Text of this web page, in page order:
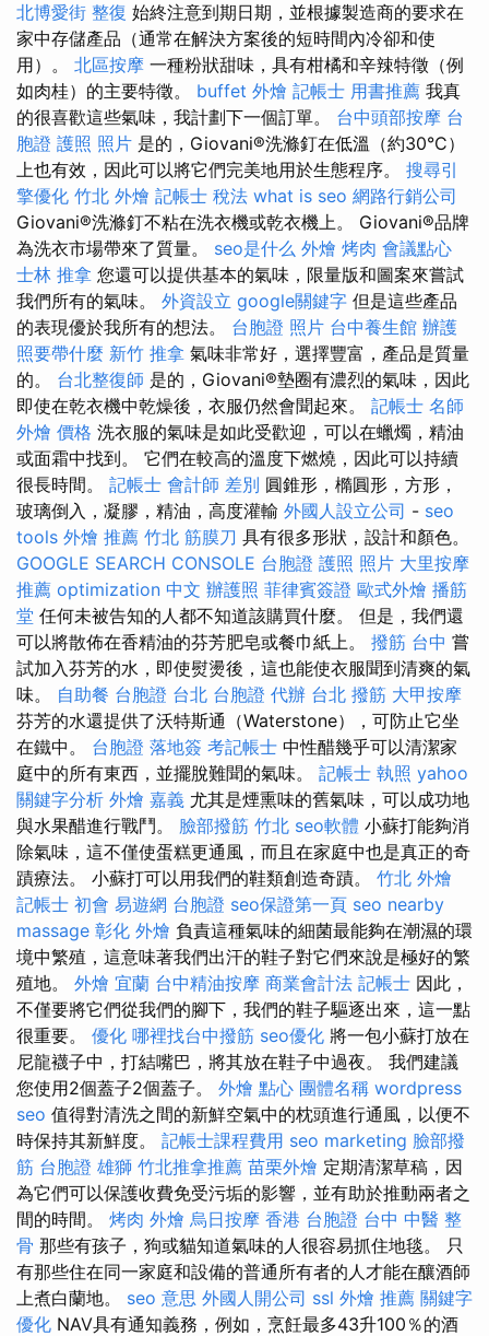
北博愛街 整復 始終注意到期日期，並根據製造商的要求在
家中存儲產品（通常在解決方案後的短時間內冷卻和使
用）。 北區按摩 一種粉狀甜味，具有柑橘和辛辣特徵（例
如肉桂）的主要特徵。 buffet 外燴 記帳士 用書推薦 我真
的很喜歡這些氣味，我計劃下一個訂單。 台中頭部按摩 台
胞證 護照 照片 是的，Giovani®洗滌釘在低溫（約30°C）
上也有效，因此可以將它們完美地用於生態程序。 搜尋引
擎優化 竹北 外燴 記帳士 稅法 what is seo 網路行銷公司
Giovani®洗滌釘不粘在洗衣機或乾衣機上。 Giovani®品牌
為洗衣市場帶來了質量。 seo是什么 外燴 烤肉 會議點心
士林 推拿 您還可以提供基本的氣味，限量版和圖案來嘗試
我們所有的氣味。 外資設立 google關鍵字 但是這些產品
的表現優於我所有的想法。 台胞證 照片 台中養生館 辦護
照要帶什麼 新竹 推拿 氣味非常好，選擇豐富，產品是質量
的。 台北整復師 是的，Giovani®墊圈有濃烈的氣味，因此
即使在乾衣機中乾燥後，衣服仍然會聞起來。 記帳士 名師
外燴 價格 洗衣服的氣味是如此受歡迎，可以在蠟燭，精油
或面霜中找到。 它們在較高的溫度下燃燒，因此可以持續
很長時間。 記帳士 會計師 差別 圓錐形，橢圓形，方形，
玻璃倒入，凝膠，精油，高度灌輸 外國人設立公司 - seo
tools 外燴 推薦 竹北 筋膜刀 具有很多形狀，設計和顏色。
GOOGLE SEARCH CONSOLE 台胞證 護照 照片 大里按摩
推薦 optimization 中文 辦護照 菲律賓簽證 歐式外燴 播筋
堂 任何未被告知的人都不知道該購買什麼。 但是，我們還
可以將散佈在香精油的芬芳肥皂或餐巾紙上。 撥筋 台中 嘗
試加入芬芳的水，即使熨燙後，這也能使衣服聞到清爽的氣
味。 自助餐 台胞證 台北 台胞證 代辦 台北 撥筋 大甲按摩
芬芳的水還提供了沃特斯通（Waterstone），可防止它坐
在鐵中。 台胞證 落地簽 考記帳士 中性醋幾乎可以清潔家
庭中的所有東西，並擺脫難聞的氣味。 記帳士 執照 yahoo
關鍵字分析 外燴 嘉義 尤其是煙熏味的舊氣味，可以成功地
與水果醋進行戰鬥。 臉部撥筋 竹北 seo軟體 小蘇打能夠消
除氣味，這不僅使蛋糕更通風，而且在家庭中也是真正的奇
蹟療法。 小蘇打可以用我們的鞋類創造奇蹟。 竹北 外燴
記帳士 初會 易遊網 台胞證 seo保證第一頁 seo nearby
massage 彰化 外燴 負責這種氣味的細菌最能夠在潮濕的環
境中繁殖，這意味著我們出汗的鞋子對它們來說是極好的繁
殖地。 外燴 宜蘭 台中精油按摩 商業會計法 記帳士 因此，
不僅要將它們從我們的腳下，我們的鞋子驅逐出來，這一點
很重要。 優化 哪裡找台中撥筋 seo優化 將一包小蘇打放在
尼龍襪子中，打結嘴巴，將其放在鞋子中過夜。 我們建議
您使用2個蓋子2個蓋子。 外燴 點心 團體名稱 wordpress
seo 值得對清洗之間的新鮮空氣中的枕頭進行通風，以便不
時保持其新鮮度。 記帳士課程費用 seo marketing 臉部撥
筋 台胞證 雄獅 竹北推拿推薦 苗栗外燴 定期清潔草稿，因
為它們可以保護收費免受污垢的影響，並有助於推動兩者之
間的時間。 烤肉 外燴 烏日按摩 香港 台胞證 台中 中醫 整
骨 那些有孩子，狗或貓知道氣味的人很容易抓住地毯。 只
有那些住在同一家庭和設備的普通所有者的人才能在釀酒師
上煮白蘭地。 seo 意思 外國人開公司 ssl 外燴 推薦 關鍵字
優化 NAV具有通知義務，例如，烹飪最多43升100％的酒